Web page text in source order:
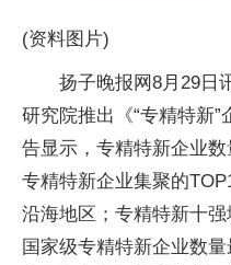
(资料图片)
扬子晚报网8月29日
研究院推出《“专精特新
告显示，专精特新企业数
专精特新企业集聚的
沿海地区；专精特新十
国家级专精特新企业数